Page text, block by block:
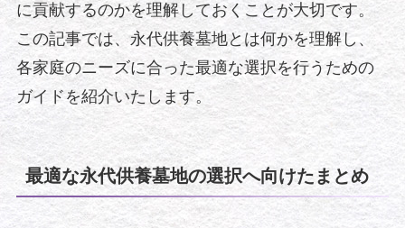
に貢献するのかを理解しておくことが大切です。
この記事では、永代供養墓地とは何かを理解し、
各家庭のニーズに合った最適な選択を行うための
ガイドを紹介いたします。
最適な永代供養墓地の選択へ向けたまとめ